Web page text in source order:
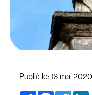
Publié le: 13 mai 2020